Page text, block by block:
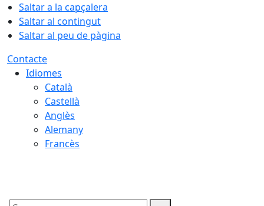
Saltar a la capçalera
Saltar al contingut
Saltar al peu de pàgina
Contacte
Idiomes
Català
Castellà
Anglès
Alemany
Francès